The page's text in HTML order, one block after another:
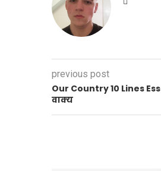
previous post
Our Country 10 Lines
वाक्य